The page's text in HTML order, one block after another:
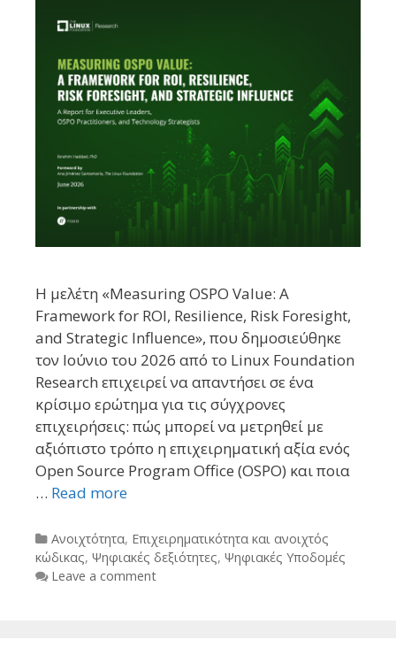
H μελέτη «Measuring OSPO Value: A
Framework for ROI, Resilience, Risk Foresight,
and Strategic Influence», που δημοσιεύθηκε
τον Ιούνιο του 2026 από το Linux Foundation
Research επιχειρεί να απαντήσει σε ένα
κρίσιμο ερώτημα για τις σύγχρονες
επιχειρήσεις: πώς μπορεί να μετρηθεί με
αξιόπιστο τρόπο η επιχειρηματική αξία ενός
Open Source Program Office (OSPO) και ποια
… Read more
Categories
Ανοιχτότητα, Επιχειρηματικότητα και ανοιχτός
κώδικας, Ψηφιακές δεξιότητες, Ψηφιακές Υποδομές
Leave a comment